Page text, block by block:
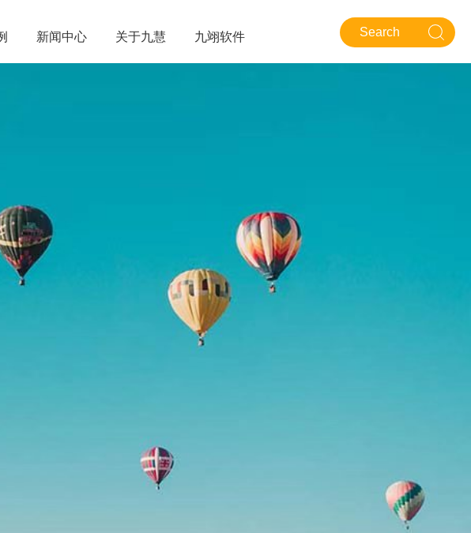
新闻中心 关于九慧 九翊软件